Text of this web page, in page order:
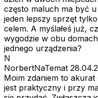
często maluch ma być
jeden lepszy sprzęt
celem. A myślałeś już,
wygodzie w obu
jednego urządzenia?
N
NorbertNaTemat
Moim zdaniem to
jest praktyczny i przy